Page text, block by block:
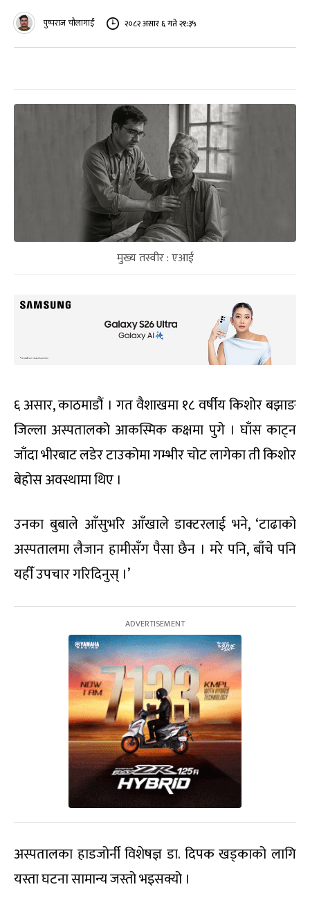
पुष्पराज चौलागाईं २०८२ असार ६ गते २१:३५
मुख्य तस्वीर : एआई
६ असार, काठमाडौं । गत वैशाखमा १८ वर्षीय किशोर बझाङ
जिल्ला अस्पतालको आकस्मिक कक्षमा पुगे । घाँस काट्न
जाँदा भीरबाट लडेर टाउकोमा गम्भीर चोट लागेका ती किशोर
बेहोस अवस्थामा थिए ।
उनका बुबाले आँसुभरि आँखाले डाक्टरलाई भने, ‘टाढाको
अस्पतालमा लैजान हामीसँग पैसा छैन । मरे पनि, बाँचे पनि
यहीँ उपचार गरिदिनुस् ।’
अस्पतालका हाडजोर्नी विशेषज्ञ डा. दिपक खड्काको लागि
यस्ता घटना सामान्य जस्तो भइसक्यो ।